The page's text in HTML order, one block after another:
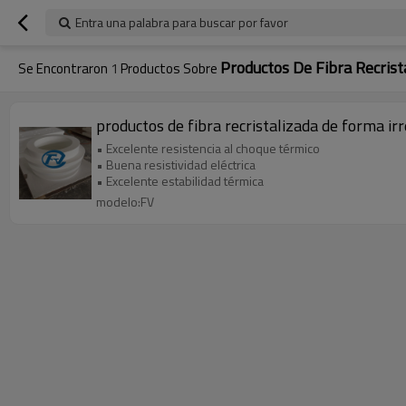
Entra una palabra para buscar por favor
Se Encontraron 1 Productos Sobre Productos De Fibra
productos de fibra recristalizada de forma
• Excelente resistencia al choque térmico
• Buena resistividad eléctrica
• Excelente estabilidad térmica
modelo:FV